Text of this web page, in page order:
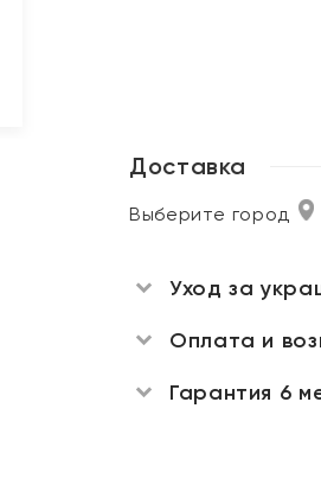
Доставка
Выберите город
Уход за
Оплата и
Гарантия 6